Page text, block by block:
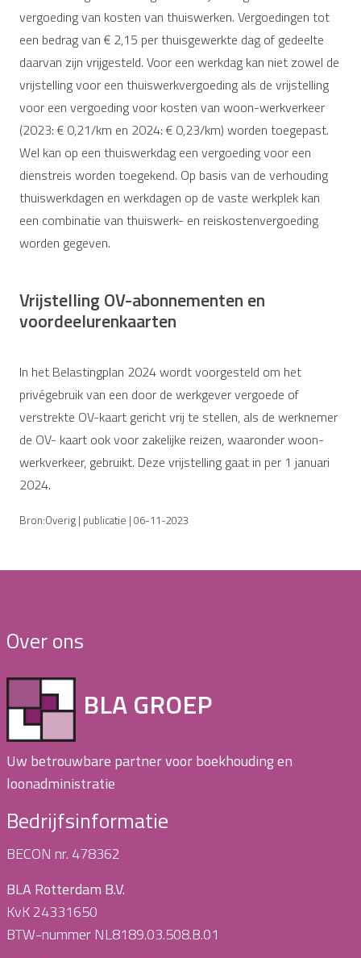
vergoeding van kosten van thuiswerken. Vergoedingen tot
een bedrag van € 2,15 per thuisgewerkte dag of gedeelte
daarvan zijn vrijgesteld. Voor een werkdag kan niet zowel de
vrijstelling voor een thuiswerkvergoeding als de vrijstelling
voor een vergoeding voor kosten van woon-werkverkeer
(2023: € 0,21/km en 2024: € 0,23/km) worden toegepast.
Wel kan op een thuiswerkdag een vergoeding voor een
dienstreis worden toegekend. Op basis van de verhouding
thuiswerkdagen en werkdagen op de vaste werkplek kan
een combinatie van thuiswerk- en reiskostenvergoeding
worden gegeven.
Vrijstelling OV-abonnementen en
voordeelurenkaarten
In het Belastingplan 2024 wordt voorgesteld om het
privégebruik van een door de werkgever vergoede of
verstrekte OV-kaart gericht vrij te stellen, als de werknemer
de OV- kaart ook voor zakelijke reizen, waaronder woon-
werkverkeer, gebruikt. Deze vrijstelling gaat in per 1 januari
2024.
Bron:Overig | publicatie | 06-11-2023
Over ons
BLA GROEP
Uw betrouwbare partner voor boekhouding en
loonadministratie
Bedrijfsinformatie
BECON nr. 478362
BLA Rotterdam B.V.
KvK 24331650
BTW-nummer NL8189.03.508.B.01